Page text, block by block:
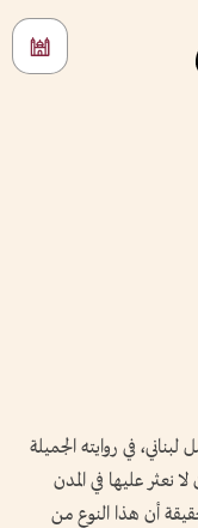
في روايته الجميلة
عليها في المدن
أن هذا النوع من